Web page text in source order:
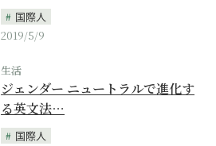
国際人
2019/5/9
生活
ジェンダー ニュートラルで進化す
る英文法…
国際人